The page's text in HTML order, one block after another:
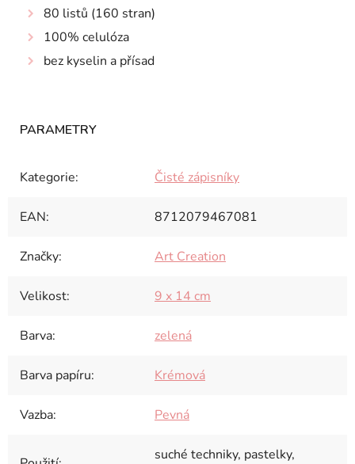
80 listů (160 stran)
100% celulóza
bez kyselin a přísad
Kategorie: Čisté zápisníky
EAN: 8712079467081
Značky: Art Creation
Velikost: 9 x 14 cm
Barva: zelená
Barva papíru: Krémová
Vazba: Pevná
suché techniky, pastelky,